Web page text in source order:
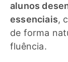
alunos
essenciais,
de forma
fluência.